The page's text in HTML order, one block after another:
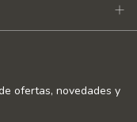
ofertas, novedades y